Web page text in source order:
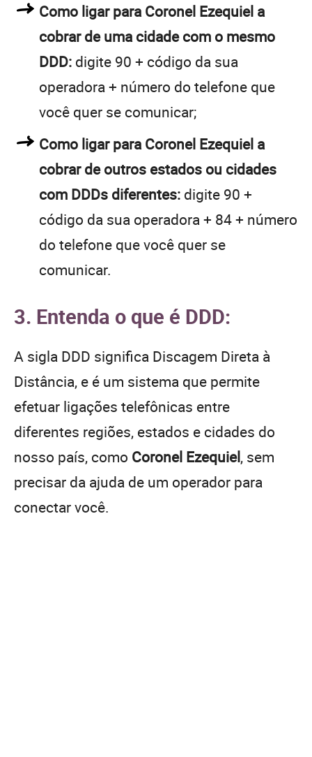
Como ligar para Coronel Ezequiel a
cobrar de uma cidade com o mesmo
DDD: digite 90 + código da sua
operadora + número do telefone que
você quer se comunicar;
Como ligar para Coronel Ezequiel a
cobrar de outros estados ou cidades
com DDDs diferentes: digite 90 +
código da sua operadora + 84 + número
do telefone que você quer se
comunicar.
3. Entenda o que é DDD:
A sigla DDD significa Discagem Direta à
Distância, e é um sistema que permite
efetuar ligações telefônicas entre
diferentes regiões, estados e cidades do
nosso país, como Coronel Ezequiel, sem
precisar da ajuda de um operador para
conectar você.